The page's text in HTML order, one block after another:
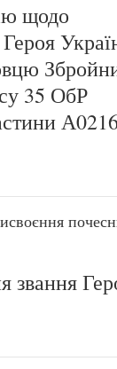
щодо
35 ОбР
звання